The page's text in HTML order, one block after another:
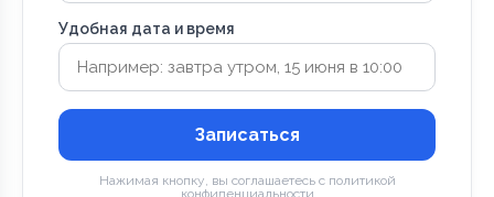
Удобная дата и время
Записаться
Нажимая кнопку, вы соглашаетесь с политикой
конфиденциальности